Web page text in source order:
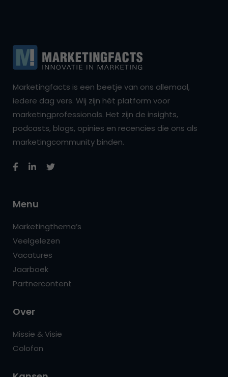
Marketingfacts is een beetje van ons allemaal,
iedere dag vers. Wij zijn hét platform voor
marketingprofessionals. Het zijn de insights,
podcasts, blogs, opinies en recencies die ons als
marketingcommunity binden.
Menu
Marketingthema’s
Veelgelezen
Vacatures
Jaarboek
Partnercontent
Over
Missie & Visie
Colofon